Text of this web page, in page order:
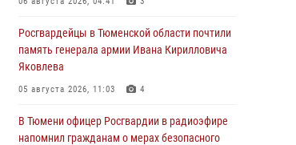
Росгвардейцы в Тюменской области почтили
память генерала армии Ивана Кирилловича
Яковлева
05 августа 2026, 11:03 4
В Тюмени офицер Росгвардии в радиоэфире
напомнил гражданам о мерах безопасного